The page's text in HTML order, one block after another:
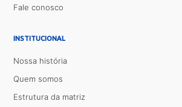
Fale conosco
INSTITUCIONAL
Nossa história
Quem somos
Estrutura da matriz